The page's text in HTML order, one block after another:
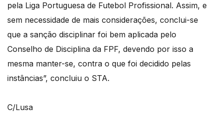
pela Liga Portuguesa de Futebol Profissional. Assim, e
sem necessidade de mais considerações, conclui-se
que a sanção disciplinar foi bem aplicada pelo
Conselho de Disciplina da FPF, devendo por isso a
mesma manter-se, contra o que foi decidido pelas
instâncias”, concluiu o STA.
C/Lusa